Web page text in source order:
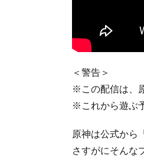
＜警告＞
※この配信は、
※これから遊ぶ
原神は公式から
さすがにそんな